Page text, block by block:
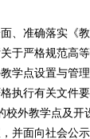
、准确落实《
于严格规范高
学点设置与管
执行有关文件
校外教学点及开
并面向社会公